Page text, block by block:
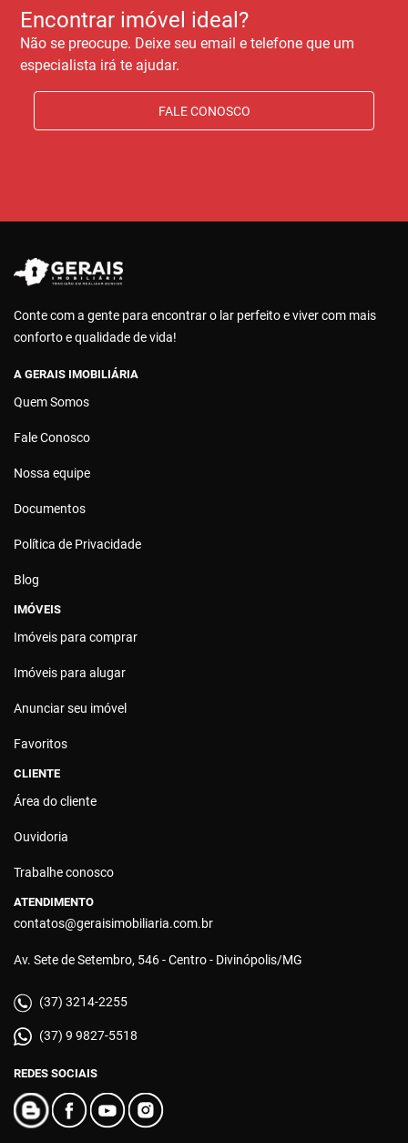
Encontrar imóvel ideal?
Não se preocupe. Deixe seu email e telefone que um
especialista irá te ajudar.
FALE CONOSCO
Conte com a gente para encontrar o lar perfeito e viver com mais
conforto e qualidade de vida!
A GERAIS IMOBILIÁRIA
Quem Somos
Fale Conosco
Nossa equipe
Documentos
Política de Privacidade
Blog
IMÓVEIS
Imóveis para comprar
Imóveis para alugar
Anunciar seu imóvel
Favoritos
CLIENTE
Área do cliente
Ouvidoria
Trabalhe conosco
ATENDIMENTO
contatos@geraisimobiliaria.com.br
Av. Sete de Setembro, 546 - Centro - Divinópolis/MG
(37) 3214-2255
(37) 9 9827-5518
REDES SOCIAIS